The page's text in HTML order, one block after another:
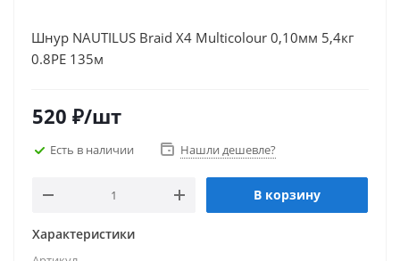
Шнур NAUTILUS Braid X4 Multicolour 0,10мм 5,4кг
0.8PE 135м
520 ₽/шт
Есть в наличии Нашли дешевле?
В корзину
Характеристики